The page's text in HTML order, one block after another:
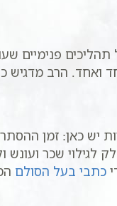
תהליכים
ואחד. הרב מדגיש
יש כאן: זמן
שכר ועונש
כתבי בעל הסולם